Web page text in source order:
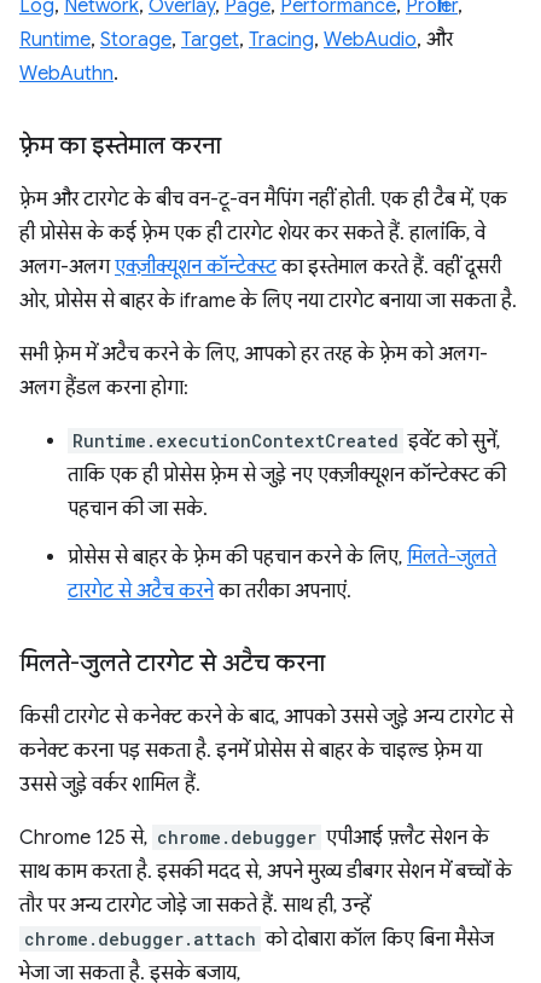
Log, Network, Overlay, Page, Performance, Profiler,
Runtime, Storage, Target, Tracing, WebAudio, और
WebAuthn.
फ़्रेम का इस्तेमाल करना
फ़्रेम और टारगेट के बीच वन-टू-वन मैपिंग नहीं होती. एक ही टैब में, एक
ही प्रोसेस के कई फ़्रेम एक ही टारगेट शेयर कर सकते हैं. हालांकि, वे
अलग-अलगएक्ज़ीक्यूशन कॉन्टेक्स्टका इस्तेमाल करते हैं. वहीं दूसरी
ओर, प्रोसेस से बाहर के iframe के लिए नया टारगेट बनाया जा सकता है.
सभी फ़्रेम में अटैच करने के लिए, आपको हर तरह के फ़्रेम को अलग-
अलग हैंडल करना होगा:
Runtime.executionContextCreated इवेंट को सुनें,
ताकि एक ही प्रोसेस फ़्रेम से जुड़े नए एक्ज़ीक्यूशन कॉन्टेक्स्ट की
पहचान की जा सके.
प्रोसेस से बाहर के फ़्रेम की पहचान करने के लिए, मिलते-जुलते
टारगेट से अटैच करनेका तरीका अपनाएं.
मिलते-जुलते टारगेट से अटैच करना
किसी टारगेट से कनेक्ट करने के बाद, आपको उससे जुड़े अन्य टारगेट से
कनेक्ट करना पड़ सकता है. इनमें प्रोसेस से बाहर के चाइल्ड फ़्रेम या
उससे जुड़े वर्कर शामिल हैं.
Chrome 125 से, chrome.debugger एपीआई फ़्लैट सेशन के
साथ काम करता है. इसकी मदद से, अपने मुख्य डीबगर सेशन में बच्चों के
तौर पर अन्य टारगेट जोड़े जा सकते हैं. साथ ही, उन्हें
chrome.debugger.attach को दोबारा कॉल किए बिना मैसेज
भेजा जा सकता है. इसके बजाय,